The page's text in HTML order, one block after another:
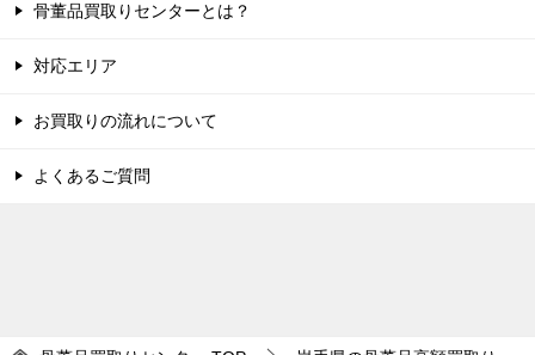
骨董品買取りセンターとは？
対応エリア
お買取りの流れについて
よくあるご質問